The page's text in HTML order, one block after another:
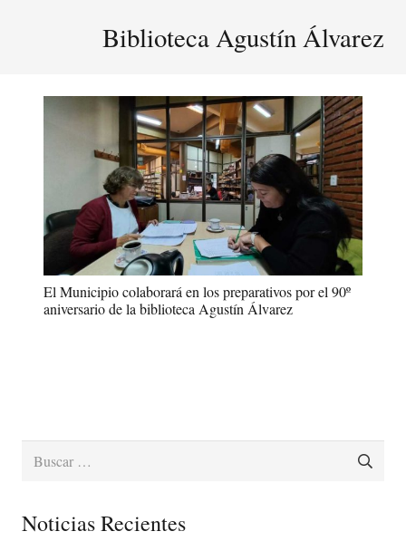
Biblioteca Agustín Álvarez
El Municipio colaborará en los preparativos por el 90º
aniversario de la biblioteca Agustín Álvarez
Buscar:
Noticias Recientes